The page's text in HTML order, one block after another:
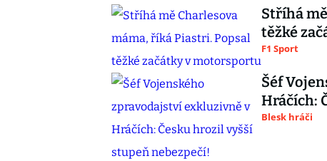
Stříhá
těžké
F1 Sport
Šéf
Hráčích:
Blesk hráči